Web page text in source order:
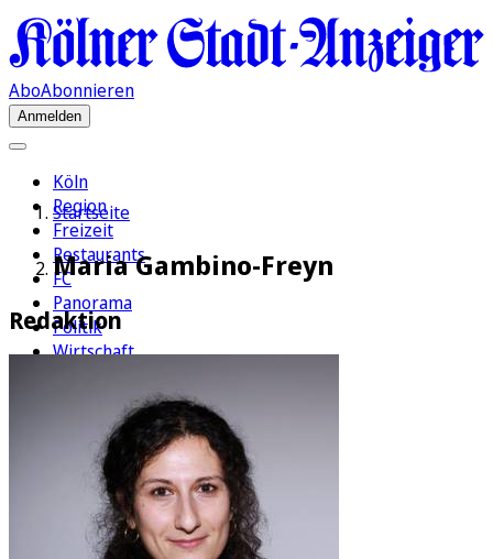
AboAbonnieren
Anmelden
Köln
Region
Freizeit
Restaurants
FC
Panorama
Politik
Wirtschaft
Newsletter
E-Paper
Startseite
Maria Gambino-Freyn
Redaktion